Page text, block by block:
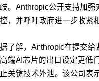
歧。Anthropic公开支持加
控，并呼吁政府进一步收紧
据了解，Anthropic在提交给
高端AI芯片的出口设定更低
止关键技术外泄。该公司表